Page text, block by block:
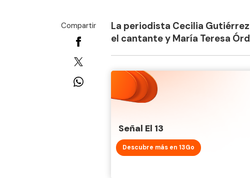
Compartir
La periodista Cecilia
el cantante y María Teresa
Señal El 13
Descubre más en 13Go